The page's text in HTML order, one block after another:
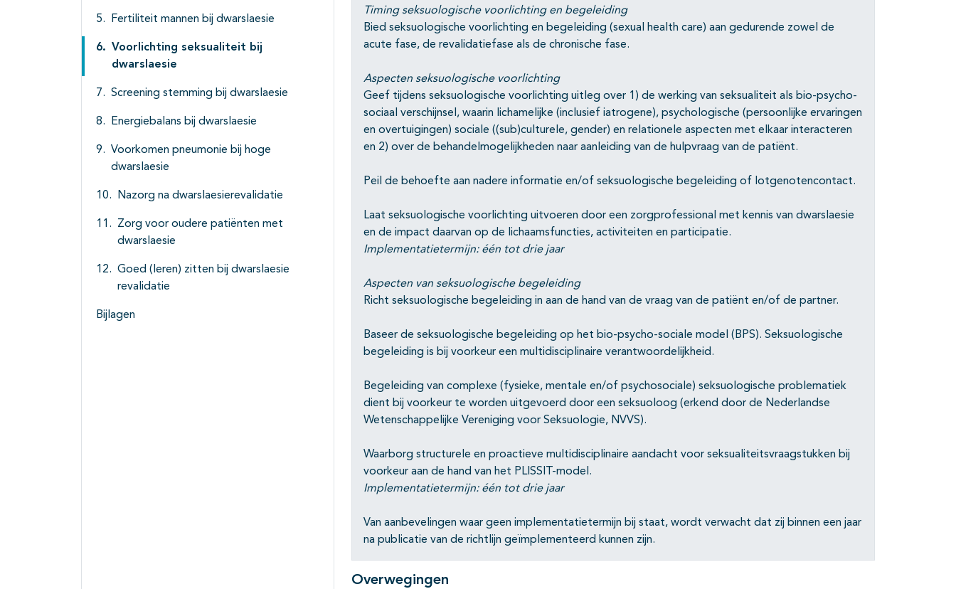
Subpagina's open- en dichtklappen
Fertiliteit mannen bij dwarslaesie
Voorlichting seksualiteit bij
dwarslaesie
Screening stemming bij dwarslaesie
Energiebalans bij dwarslaesie
Voorkomen pneumonie bij hoge
dwarslaesie
Nazorg na dwarslaesierevalidatie
Zorg voor oudere patiënten met
dwarslaesie
Goed (leren) zitten bij dwarslaesie
revalidatie
Bijlagen
Timing seksuologische voorlichting en begeleiding
Bied seksuologische voorlichting en begeleiding (sexual health care) aan gedurende zowel de
acute fase, de revalidatiefase als de chronische fase.
Aspecten seksuologische voorlichting
Geef tijdens seksuologische voorlichting uitleg over 1) de werking van seksualiteit als bio-psycho-
sociaal verschijnsel, waarin lichamelijke (inclusief iatrogene), psychologische (persoonlijke ervaringen
en overtuigingen) sociale ((sub)culturele, gender) en relationele aspecten met elkaar interacteren
en 2) over de behandelmogelijkheden naar aanleiding van de hulpvraag van de patiënt.
Peil de behoefte aan nadere informatie en/of seksuologische begeleiding of lotgenotencontact.
Laat seksuologische voorlichting uitvoeren door een zorgprofessional met kennis van dwarslaesie
en de impact daarvan op de lichaamsfuncties, activiteiten en participatie.
Implementatietermijn: één tot drie jaar
Aspecten van seksuologische begeleiding
Richt seksuologische begeleiding in aan de hand van de vraag van de patiënt en/of de partner.
Baseer de seksuologische begeleiding op het bio-psycho-sociale model (BPS). Seksuologische
begeleiding is bij voorkeur een multidisciplinaire verantwoordelijkheid.
Begeleiding van complexe (fysieke, mentale en/of psychosociale) seksuologische problematiek
dient bij voorkeur te worden uitgevoerd door een seksuoloog (erkend door de Nederlandse
Wetenschappelijke Vereniging voor Seksuologie, NVVS).
Waarborg structurele en proactieve multidisciplinaire aandacht voor seksualiteitsvraagstukken bij
voorkeur aan de hand van het PLISSIT-model.
Implementatietermijn: één tot drie jaar
Van aanbevelingen waar geen implementatietermijn bij staat, wordt verwacht dat zij binnen een jaar
na publicatie van de richtlijn geïmplementeerd kunnen zijn.
Overwegingen